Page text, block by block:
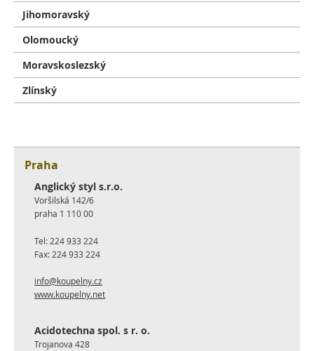
Jihomoravský
Olomoucký
Moravskoslezský
Zlínský
Praha
Anglický styl s.r.o.
Voršilská 142/6
praha 1 110 00
Tel: 224 933 224
Fax: 224 933 224
info@koupelny.cz
www.koupelny.net
Acidotechna spol. s r. o.
Trojanova 428